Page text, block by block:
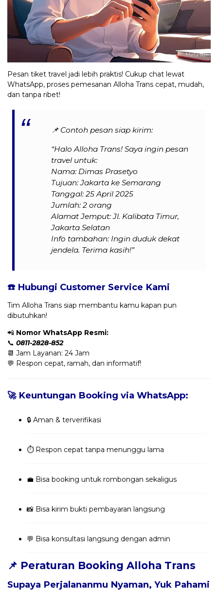
Pesan tiket travel jadi lebih praktis! Cukup chat lewat
WhatsApp, proses pemesanan Alloha Trans cepat, mudah,
dan tanpa ribet!
📌 Contoh pesan siap kirim:
“Halo Alloha Trans! Saya ingin pesan
travel untuk:
Nama: Dimas Prasetyo
Tujuan: Jakarta ke Semarang
Tanggal: 25 April 2025
Jumlah: 2 orang
Alamat Jemput: Jl. Kalibata Timur,
Jakarta Selatan
Info tambahan: Ingin duduk dekat
jendela. Terima kasih!”
☎️ Hubungi Customer Service Kami
Tim Alloha Trans siap membantu kamu kapan pun
dibutuhkan!
📲 Nomor WhatsApp Resmi:
📞 0811-2828-852
📆 Jam Layanan: 24 Jam
💬 Respon cepat, ramah, dan informatif!
🚀 Keuntungan Booking via WhatsApp:
🔒 Aman & terverifikasi
⏱️ Respon cepat tanpa menunggu lama
💼 Bisa booking untuk rombongan sekaligus
📸 Bisa kirim bukti pembayaran langsung
💬 Bisa konsultasi langsung dengan admin
📌 Peraturan Booking Alloha Trans
Supaya Perjalananmu Nyaman, Yuk Pahami